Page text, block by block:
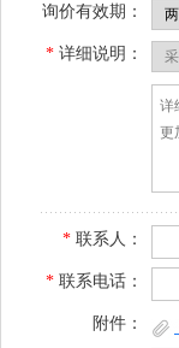
询价有效期：
* 详细说明：
* 联系人：
* 联系电话：
附件：